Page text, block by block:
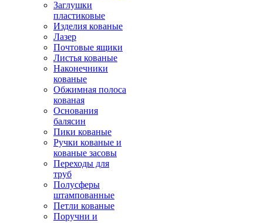
Заглушки
пластиковые
Изделия кованые
Лазер
Почтовые ящики
Листья кованые
Наконечники
кованые
Обжимная полоса
кованая
Основания
балясин
Пики кованые
Ручки кованые и
кованые засовы
Переходы для
труб
Полусферы
штампованные
Петли кованые
Поручни и